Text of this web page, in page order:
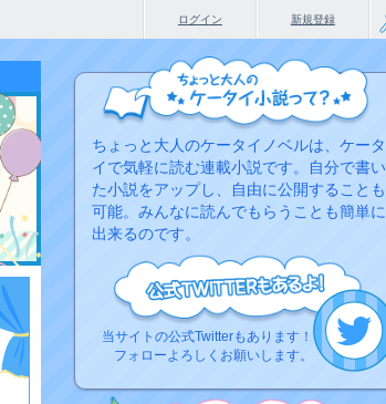
新規登録
ログイン
ちょっと大人のケータイノベルは、ケータ
イで気軽に読む連載小説です。自分で書い
た小説をアップし、自由に公開することも
可能。みんなに読んでもらうことも簡単に
出来るのです。
当サイトの公式Twitterもあります！
フォローよろしくお願いします。